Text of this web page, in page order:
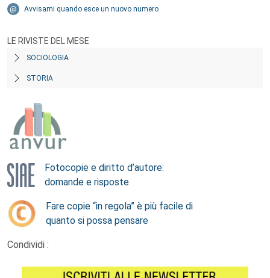
Avvisami quando esce un nuovo numero
LE RIVISTE DEL MESE
SOCIOLOGIA
STORIA
Fotocopie e diritto d’autore:
domande e risposte
Fare copie “in regola” è più facile di
quanto si possa pensare
Condividi :